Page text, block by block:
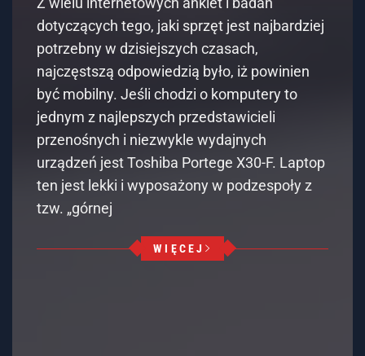
dotyczących tego, jaki sprzęt jest najbardziej
potrzebny w dzisiejszych czasach,
najczęstszą odpowiedzią było, iż powinien
być mobilny. Jeśli chodzi o komputery to
jednym z najlepszych przedstawicieli
przenośnych i niezwykle wydajnych
urządzeń jest Toshiba Portege X30-F. Laptop
ten jest lekki i wyposażony w podzespoły z
tzw. „górnej
WIĘCEJ